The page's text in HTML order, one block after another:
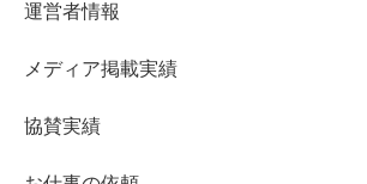
運営者情報
メディア掲載実績
協賛実績